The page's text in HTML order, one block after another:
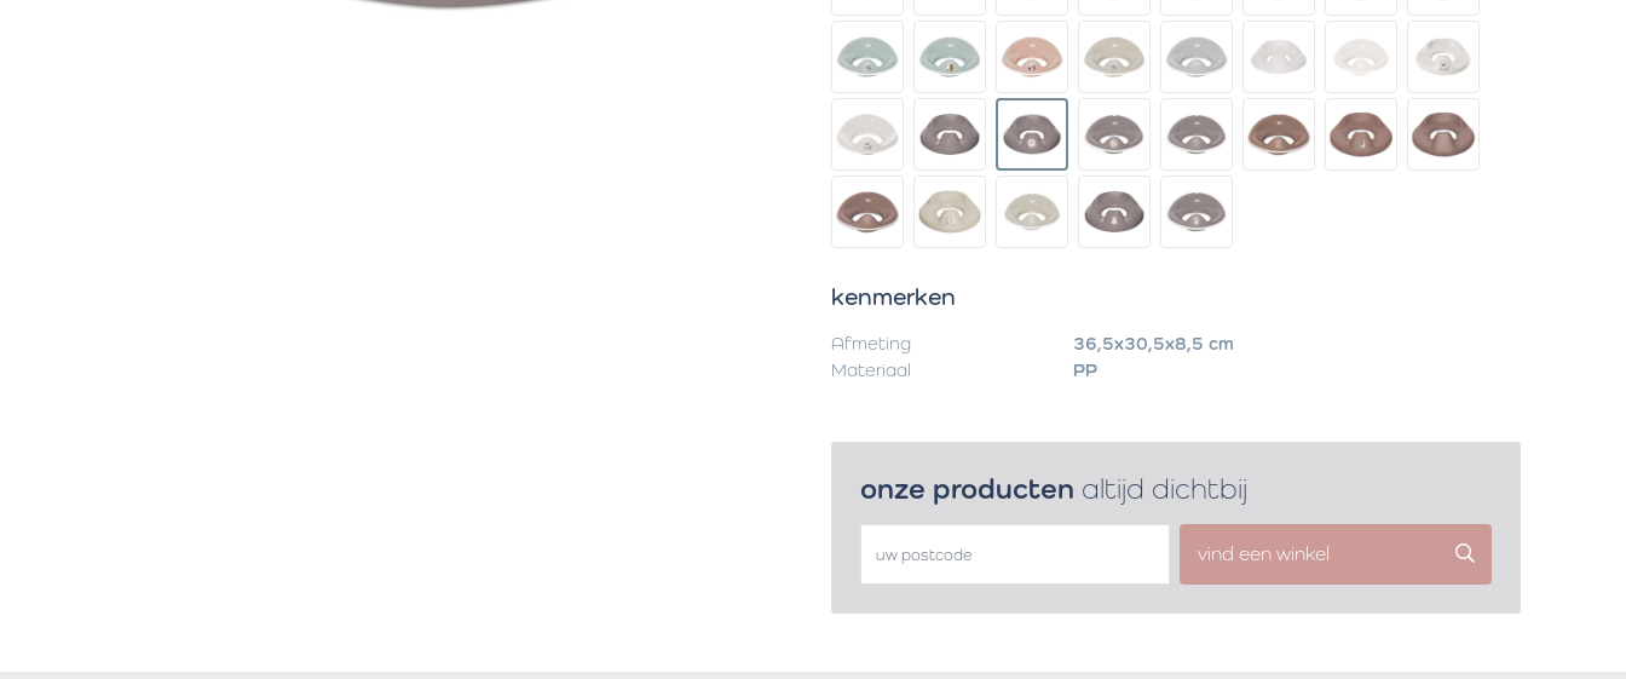
kenmerken
Afmeting
36,5x30,5x8,5 cm
Materiaal
PP
onze producten altijd dichtbij
vind een winkel